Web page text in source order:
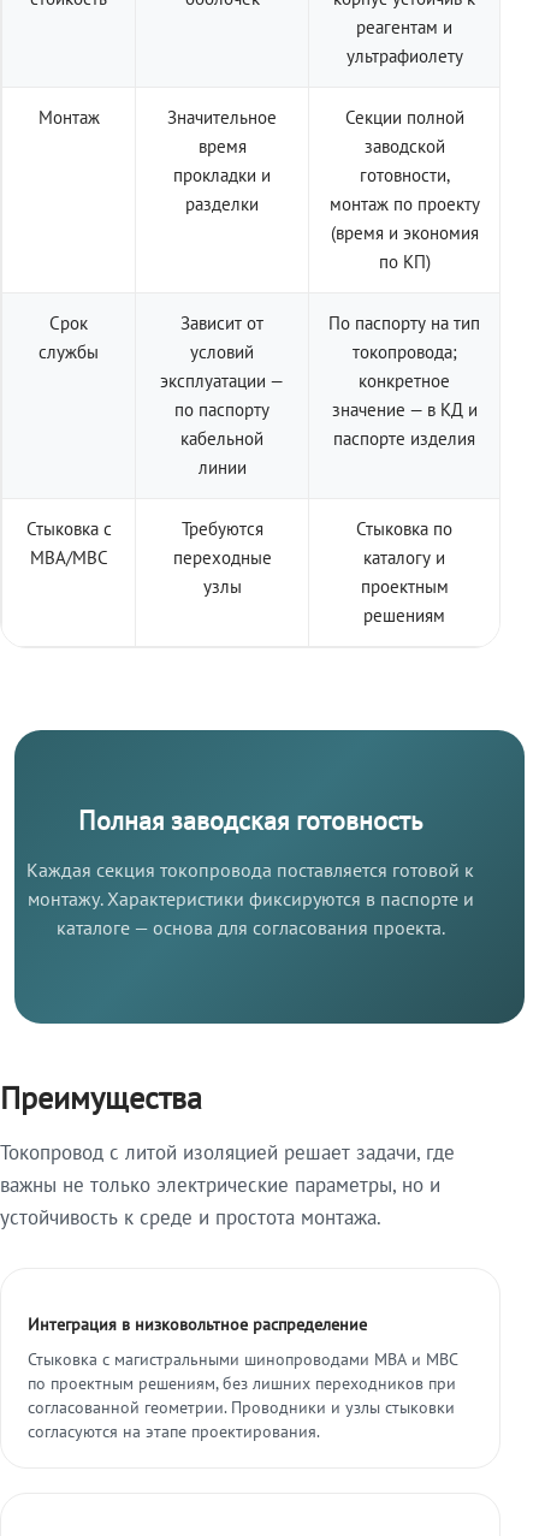
реагентам и
ультрафиолету
Монтаж
Значительное
время
прокладки и
разделки
Секции полной
заводской
готовности,
монтаж по проекту
(время и экономия
по КП)
Срок
службы
Зависит от
условий
эксплуатации —
по паспорту
кабельной
линии
По паспорту на тип
токопровода;
конкретное
значение — в КД и
паспорте изделия
Стыковка с
МВА/МВС
Требуются
переходные
узлы
Стыковка по
каталогу и
проектным
решениям
Полная заводская готовность
Каждая секция токопровода поставляется готовой к
монтажу. Характеристики фиксируются в паспорте и
каталоге — основа для согласования проекта.
Преимущества
Токопровод с литой изоляцией решает задачи, где
важны не только электрические параметры, но и
устойчивость к среде и простота монтажа.
Интеграция в низковольтное распределение
Стыковка с магистральными шинопроводами МВА и МВС
по проектным решениям, без лишних переходников при
согласованной геометрии. Проводники и узлы стыковки
согласуются на этапе проектирования.